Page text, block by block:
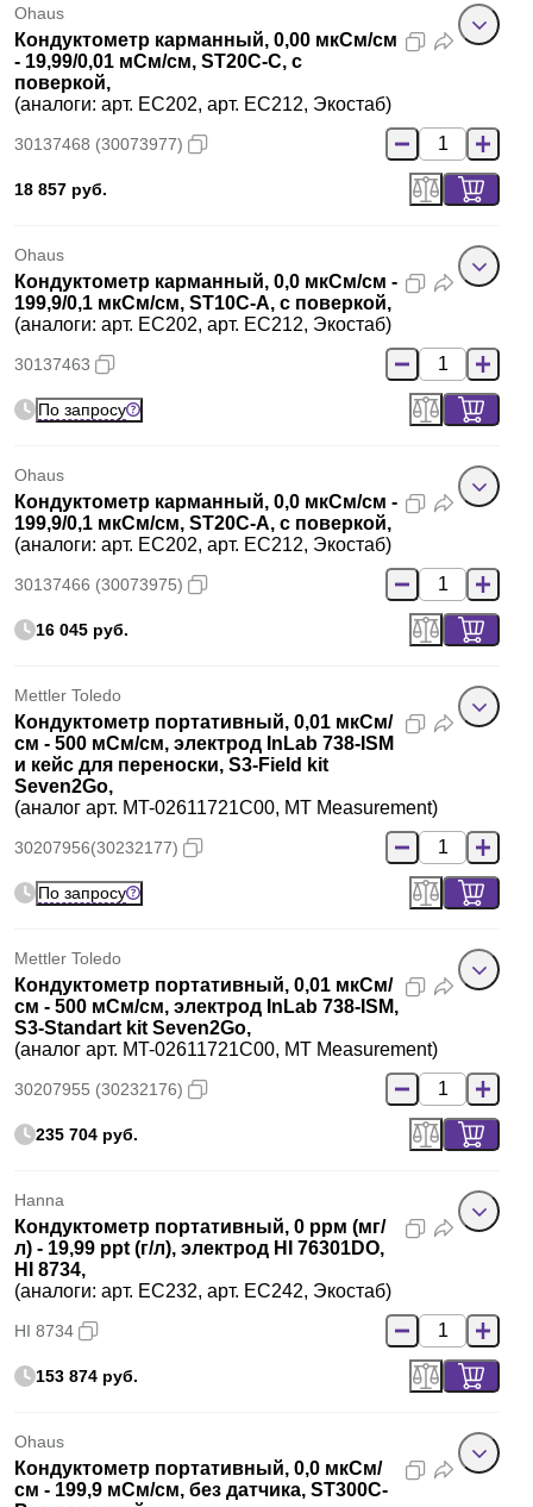
Ohaus
Кондуктометр карманный, 0,00 мкСм/см
- 19,99/0,01 мСм/см, ST20C-C, с
поверкой,
(аналоги: арт. EC202, арт. EC212, Экостаб)
30137468 (30073977)
18 857 руб.
Ohaus
Кондуктометр карманный, 0,0 мкСм/см -
199,9/0,1 мкСм/см, ST10C-A, с поверкой,
(аналоги: арт. EC202, арт. EC212, Экостаб)
30137463
По запросу
Ohaus
Кондуктометр карманный, 0,0 мкСм/см -
199,9/0,1 мкСм/см, ST20C-A, с поверкой,
(аналоги: арт. EC202, арт. EC212, Экостаб)
30137466 (30073975)
16 045 руб.
Mettler Toledo
Кондуктометр портативный, 0,01 мкСм/
см - 500 мСм/см, электрод InLab 738-ISM
и кейс для переноски, S3-Field kit
Seven2Go,
(аналог арт. MT-02611721C00, MT Measurement)
30207956(30232177)
По запросу
Mettler Toledo
Кондуктометр портативный, 0,01 мкСм/
см - 500 мСм/см, электрод InLab 738-ISM,
S3-Standart kit Seven2Go,
(аналог арт. MT-02611721C00, MT Measurement)
30207955 (30232176)
235 704 руб.
Hanna
Кондуктометр портативный, 0 ррм (мг/
л) - 19,99 ppt (г/л), электрод HI 76301DО,
HI 8734,
(аналоги: арт. EC232, арт. EC242, Экостаб)
HI 8734
153 874 руб.
Ohaus
Кондуктометр портативный, 0,0 мкСм/
см - 199,9 мСм/см, без датчика, ST300C-